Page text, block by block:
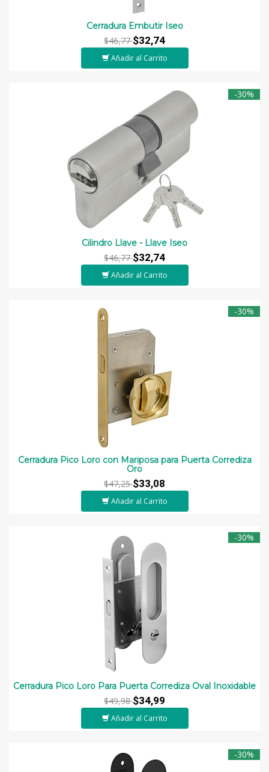
Cerradura Embutir Iseo
$46,77$32,74
Añadir al Carrito
-30%
Cilindro Llave - Llave Iseo
$46,77$32,74
Añadir al Carrito
-30%
Cerradura Pico Loro con Mariposa para Puerta Corrediza
Oro
$47,25$33,08
Añadir al Carrito
-30%
Cerradura Pico Loro Para Puerta Corrediza Oval Inoxidable
$49,98$34,99
Añadir al Carrito
-30%